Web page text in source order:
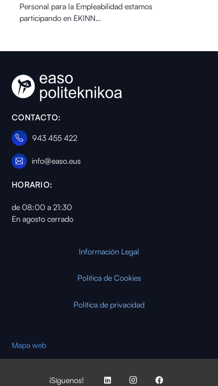
Personal para la Empleabilidad estamos
participando en EKINN…
CONTACTO:
943 455 422
info@easo.eus
HORARIO:
de 08:00 a 21:30
En agosto cerrado
Información Legal
Política de Cookies
Política de privacidad
Mapa web
¡Síguenos!